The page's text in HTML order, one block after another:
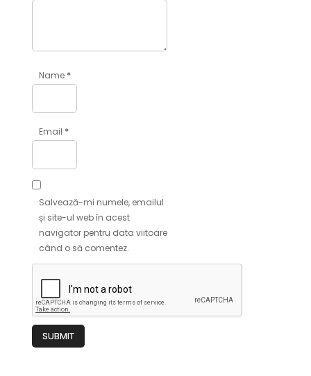
Name *
Email *
Salvează-mi numele, emailul
și site-ul web în acest
navigator pentru data viitoare
când o să comentez.